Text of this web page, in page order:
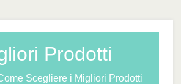
Prodotti
Scegliere i Migliori Prodotti